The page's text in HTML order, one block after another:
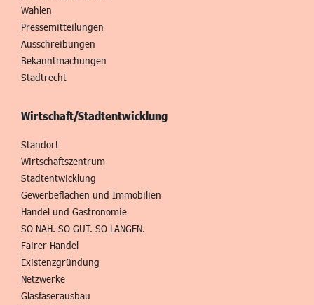
Wahlen
Pressemitteilungen
Ausschreibungen
Bekanntmachungen
Stadtrecht
Wirtschaft/Stadtentwicklung
Standort
Wirtschaftszentrum
Stadtentwicklung
Gewerbeflächen und Immobilien
Handel und Gastronomie
SO NAH. SO GUT. SO LANGEN.
Fairer Handel
Existenzgründung
Netzwerke
Glasfaserausbau